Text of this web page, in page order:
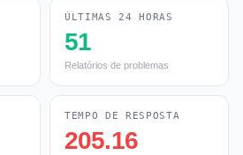
ÚLTIMAS 24 HORAS
51
Relatórios de problemas
TEMPO DE RESPOSTA
205.16